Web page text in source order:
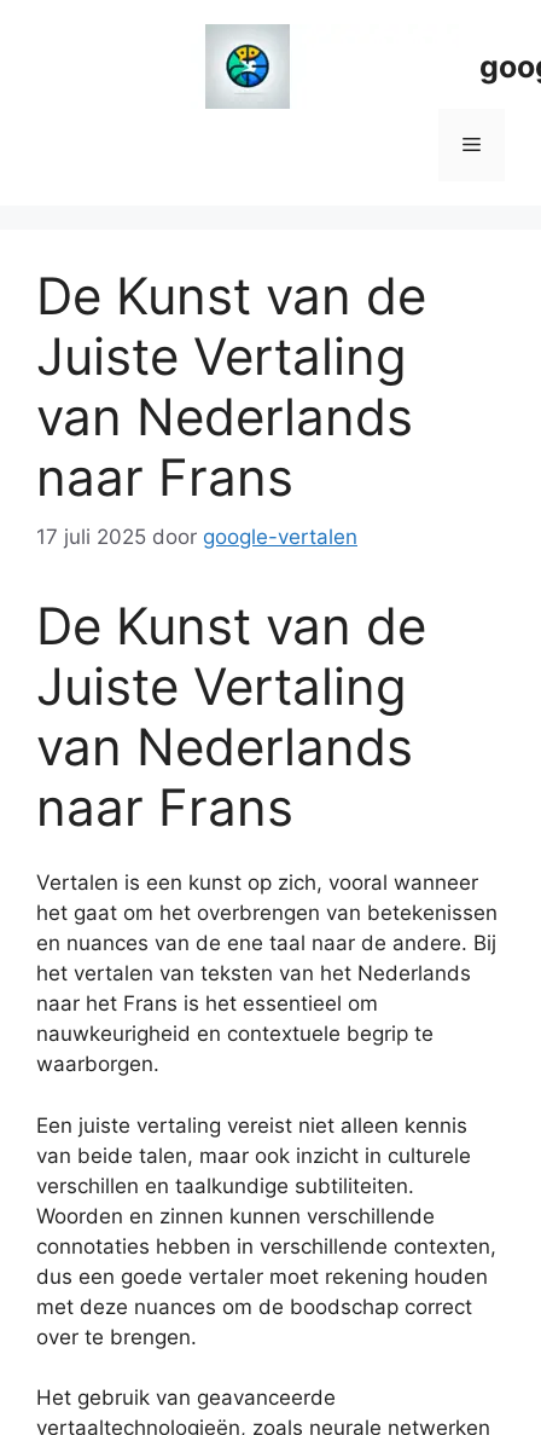
Menu
De Kunst van de
Juiste Vertaling
van Nederlands
naar Frans
17 juli 2025 door google-vertalen
De Kunst van de
Juiste Vertaling
van Nederlands
naar Frans
Vertalen is een kunst op zich, vooral wanneer
het gaat om het overbrengen van betekenissen
en nuances van de ene taal naar de andere. Bij
het vertalen van teksten van het Nederlands
naar het Frans is het essentieel om
nauwkeurigheid en contextuele begrip te
waarborgen.
Een juiste vertaling vereist niet alleen kennis
van beide talen, maar ook inzicht in culturele
verschillen en taalkundige subtiliteiten.
Woorden en zinnen kunnen verschillende
connotaties hebben in verschillende contexten,
dus een goede vertaler moet rekening houden
met deze nuances om de boodschap correct
over te brengen.
Het gebruik van geavanceerde
vertaaltechnologieën, zoals neurale netwerken